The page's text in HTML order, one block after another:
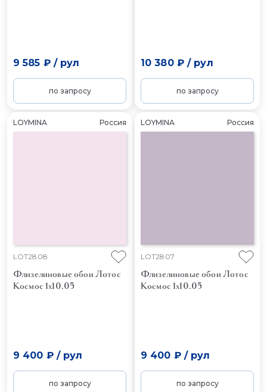
9 585 ₽/ рул
по запросу
10 380 ₽/ рул
по запросу
LOYMINA Россия
LOT2808
Флизелиновые обои Лотос
Космос 1x10.05
9 400 ₽/ рул
по запросу
LOYMINA Россия
LOT2807
Флизелиновые обои Лотос
Космос 1x10.05
9 400 ₽/ рул
по запросу